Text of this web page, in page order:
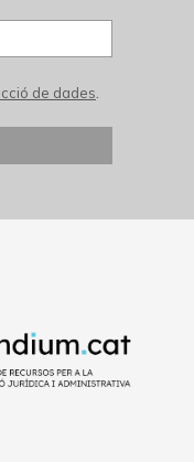
de dades.